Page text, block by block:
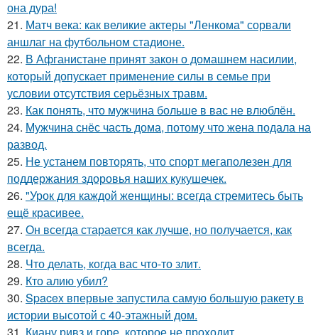
она дура!
21. Матч века: как великие актеры "Ленкома" сорвали
аншлаг на футбольном стадионе.
22. В Афганистане принят закон о домашнем насилии,
который допускает применение силы в семье при
условии отсутствия серьёзных травм.
23. Как понять, что мужчина больше в вас не влюблён.
24. Мужчина снёс часть дома, потому что жена подала на
развод.
25. Не устанем повторять, что спорт мегаполезен для
поддержания здоровья наших кукушечек.
26. "Урок для каждой женщины: всегда стремитесь быть
ещё красивее.
27. Он всегда старается как лучше, но получается, как
всегда.
28. Что делать, когда вас что-то злит.
29. Кто алию убил?
30. Spacex впервые запустила самую большую ракету в
истории высотой с 40-этажный дом.